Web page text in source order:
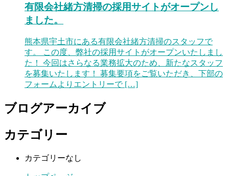
有限会社緒方清掃の採用サイトがオープンし
ました。
熊本県宇土市にある有限会社緒方清掃のスタッフで
す。 この度、弊社の採用サイトがオープンいたしまし
た！ 今回はさらなる業務拡大のため、新たなスタッフ
を募集いたします！ 募集要項をご覧いただき、下部の
フォームよりエントリーで […]
ブログアーカイブ
カテゴリー
カテゴリーなし